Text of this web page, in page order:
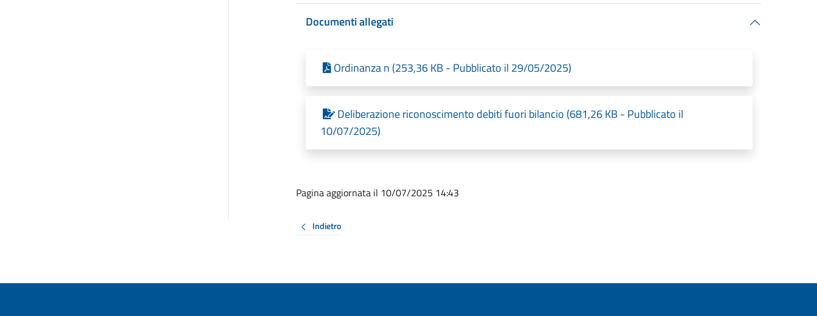
Documenti allegati
Ordinanza n (253,36 KB - Pubblicato il 29/05/2025)
Deliberazione riconoscimento debiti fuori bilancio (681,26 KB - Pubblicato il
10/07/2025)
Pagina aggiornata il 10/07/2025 14:43
Indietro